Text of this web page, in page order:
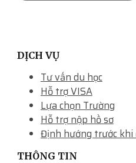
DỊCH VỤ
Tư vấn du học
Hỗ trợ VISA
Lựa chọn Trường
Hỗ trợ nộp hồ sơ
Định hướng trước khi
THÔNG TIN